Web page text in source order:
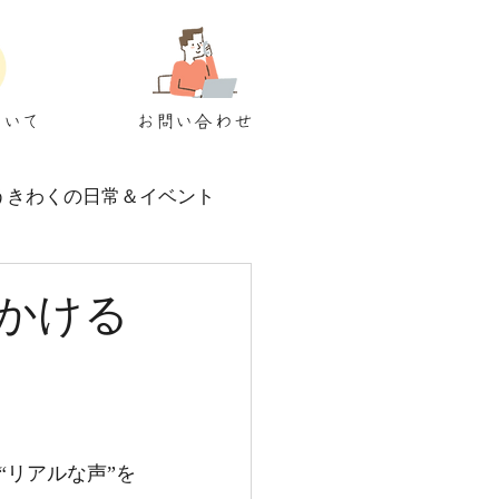
て お問い合わせ
きわくの日常＆イベント
ける
アルな声”を